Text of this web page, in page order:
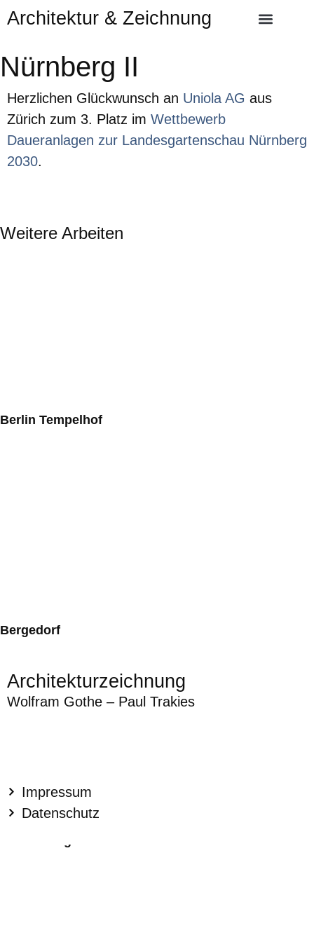
Architektur & Zeichnung
Nürnberg II
Herzlichen Glückwunsch an Uniola AG aus
Zürich zum 3. Platz im Wettbewerb
Daueranlagen zur Landesgartenschau Nürnberg
2030.
Weitere Arbeiten
Berlin Tempelhof
Bergedorf
Architekturzeichnung
Wolfram Gothe – Paul Trakies
Impressum
Datenschutz